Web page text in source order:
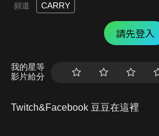
頻道 CARRY
請先登入
我的星等
影片給分
Twitch&Facebook 豆豆在這裡